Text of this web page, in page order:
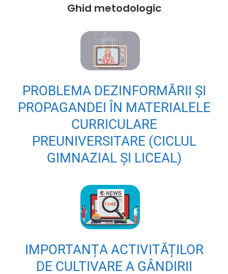
Ghid metodologic
PROBLEMA DEZINFORMĂRII ȘI
PROPAGANDEI ÎN MATERIALELE
CURRICULARE
PREUNIVERSITARE (CICLUL
GIMNAZIAL ȘI LICEAL)
IMPORTANȚA ACTIVITĂȚILOR
DE CULTIVARE A GÂNDIRII